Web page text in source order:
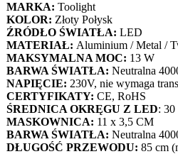
MARKA: Toolight
KOLOR: Złoty Połysk
ŹRÓDŁO ŚWIATŁA: LED
MATERIAŁ: Aluminium / Metal /
MAKSYMALNA MOC: 13 W
BARWA ŚWIATŁA: Neutralna
NAPIĘCIE: 230V, nie wymaga
CERTYFIKATY: CE, RoHS
ŚREDNICA OKRĘGU Z LED:
MASKOWNICA: 11 x 3,5 CM
BARWA ŚWIATŁA: Neutralna
DŁUGOŚĆ PRZEWODU: 85 cm